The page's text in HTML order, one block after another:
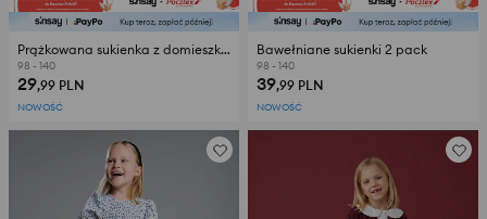
Prążkowana sukienka z domieszką wiskozy
98 - 140
29,99 PLN
NOWOŚĆ
Bawełniane sukienki 2 pack
98 - 140
39,99 PLN
NOWOŚĆ